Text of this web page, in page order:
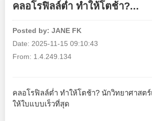
คลอโรฟิลล์ต่ำ ทำให้โตช้า?...
Posted by: JANE FK
Date: 2025-11-15 09:10:43
From: 1.4.249.134
คลอโรฟิลล์ต่ำ ทำให้โตช้า? นักวิทยาศาสตร์
ให้ใบแบบเร็วที่สุด